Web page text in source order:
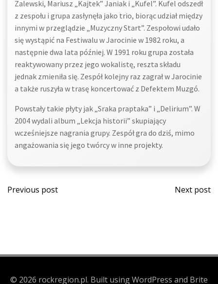
Zalewski, Mariusz „Kajtek” Janiak i „Kufel”. Kufel odszedł
z zespołu i grupa zasłynęła jako trio, biorąc udział między
innymi w przeglądzie „Muzyczny Start”. Zespołowi udało
się wystąpić na Festiwalu w Jarocinie w 1982 roku, a
następnie dwa lata później. W 1991 roku grupa została
reaktywowany przez jego wokalistę, reszta składu
jednak zmieniła się. Zespół kolejny raz zagrał w Jarocinie
a także ruszyła w trasę koncertować z Defektem Muzgó.
Powstały takie płyty jak „Sraka praptaka” i „Delirium”. W
2004 wydali album „Lekcja historii” skupiający
wcześniejsze nagrania grupy. Zespół gra do dziś, mimo
angażowania się jego twórcy w inne projekty.
Post
Previous post
Post
Next post
© 2026 rockregion.pl. Built using WordPress and Brite